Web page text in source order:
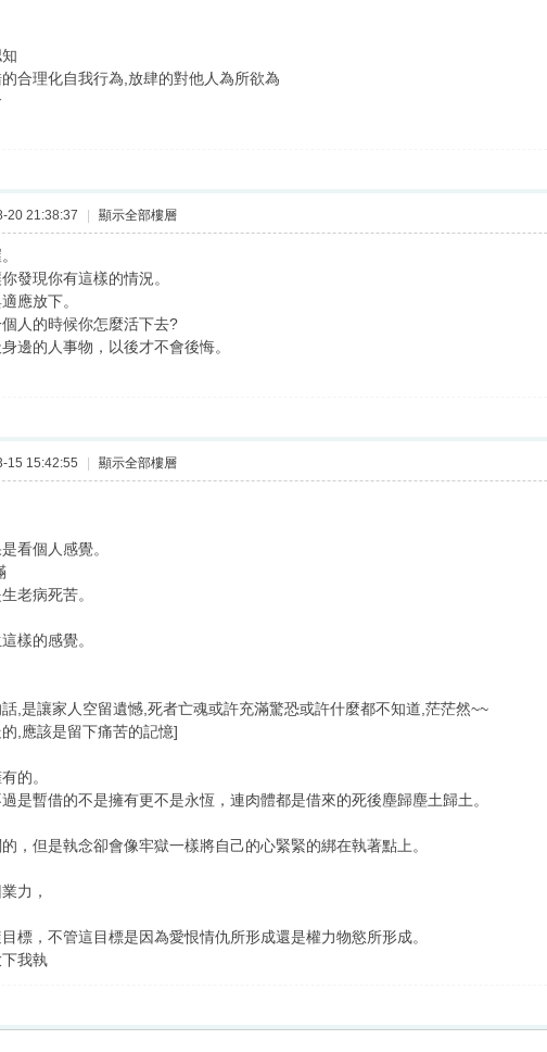
合理化自我行為,放肆的對他人為所欲為
20 21:38:37 | 顯示全部樓層
發現你有這樣的情況。
應放下。
人的時候你怎麼活下去?
邊的人事物，以後才不會後悔。
15 15:42:55 | 顯示全部樓層
看個人感覺。
老病死苦。
樣的感覺。
,是讓家人空留遺憾,死者亡魂或許充滿驚恐或許什麼都不知道,茫茫然~~
,應該是留下痛苦的記憶]
的。
是暫借的不是擁有更不是永恆，連肉體都是借來的死後塵歸塵土歸土。
，但是執念卻會像牢獄一樣將自己的心緊緊的綁在執著點上。
力，
標，不管這目標是因為愛恨情仇所形成還是權力物慾所形成。
我執